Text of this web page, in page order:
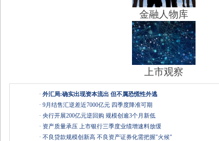
金融人物库
上市观察
· 外汇局:确实出现资本流出 但不属恐慌性外逃
· 9月结售汇逆差近7000亿元 四季度降准可期
· 央行开展200亿元逆回购 规模创逾3个月新低
· 资产质量承压 上市银行三季度业绩增速料放缓
· 不良贷款规模创新高 不良资产证券化需把握"火候"